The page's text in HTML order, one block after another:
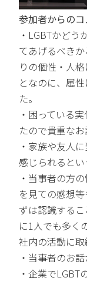
参加者からのコ
・LGBTかどう
てあげるべき
りの個性・人
となのに、属
た。
・困っている
たので貴重なお
・家族や友人
感じられるとい
・当事者の方
を見ての感想
ずは認識する
に1人でも多く
社内の活動に取
・当事者のお
・企業でLGBT